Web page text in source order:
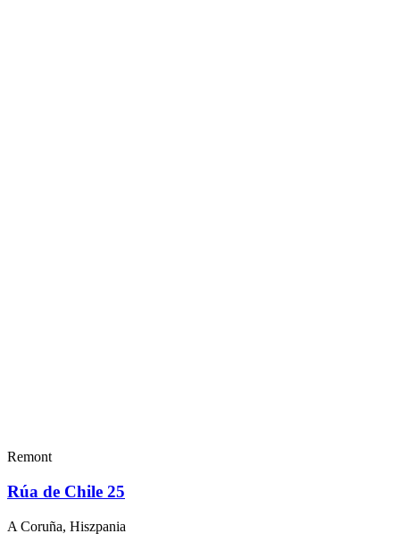
Remont
Rúa de Chile 25
A Coruña, Hiszpania